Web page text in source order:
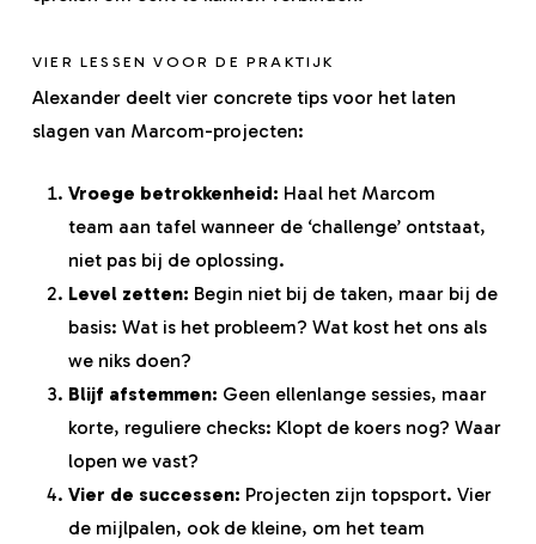
VIER LESSEN VOOR DE PRAKTIJK
Alexander deelt vier concrete tips voor het laten
slagen van Marcom-projecten:
Vroege betrokkenheid: Haal het Marcom
team aan tafel wanneer de ‘challenge’ ontstaat,
niet pas bij de oplossing.
Level zetten: Begin niet bij de taken, maar bij de
basis: Wat is het probleem? Wat kost het ons als
we niks doen?
Blijf afstemmen: Geen ellenlange sessies, maar
korte, reguliere checks: Klopt de koers nog? Waar
lopen we vast?
Vier de successen: Projecten zijn topsport. Vier
de mijlpalen, ook de kleine, om het team